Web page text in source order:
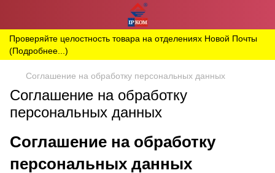
Проверяйте целостность товара на отделениях Новой Почты
(Подробнее...)
Соглашение на обработку персональных данных
Соглашение на обработку
персональных данных
Соглашение на обработку
персональных данных